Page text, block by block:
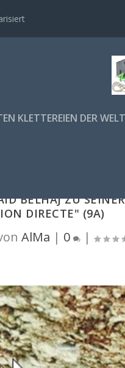
KLETTEREIEN DER WELT
BELHAJ ZU
DIRECTE" (9A)
AlMa | 0 |